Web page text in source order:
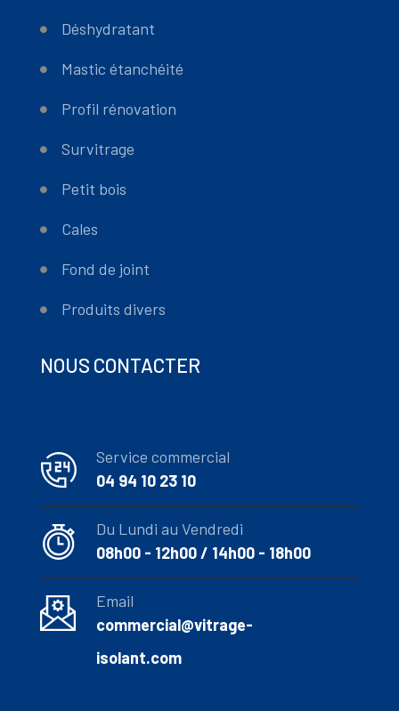
Déshydratant
Mastic étanchéité
Profil rénovation
Survitrage
Petit bois
Cales
Fond de joint
Produits divers
NOUS CONTACTER
Service commercial
04 94 10 23 10
Du Lundi au Vendredi
08h00 - 12h00 / 14h00 - 18h00
Email
commercial@vitrage-
isolant.com